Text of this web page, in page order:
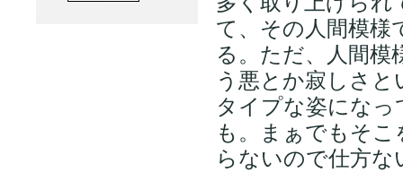
て、その人間模様
る。ただ、人間模
う悪とか寂しさ
タイプな姿にな
も。まぁでもそ
らないので仕方な